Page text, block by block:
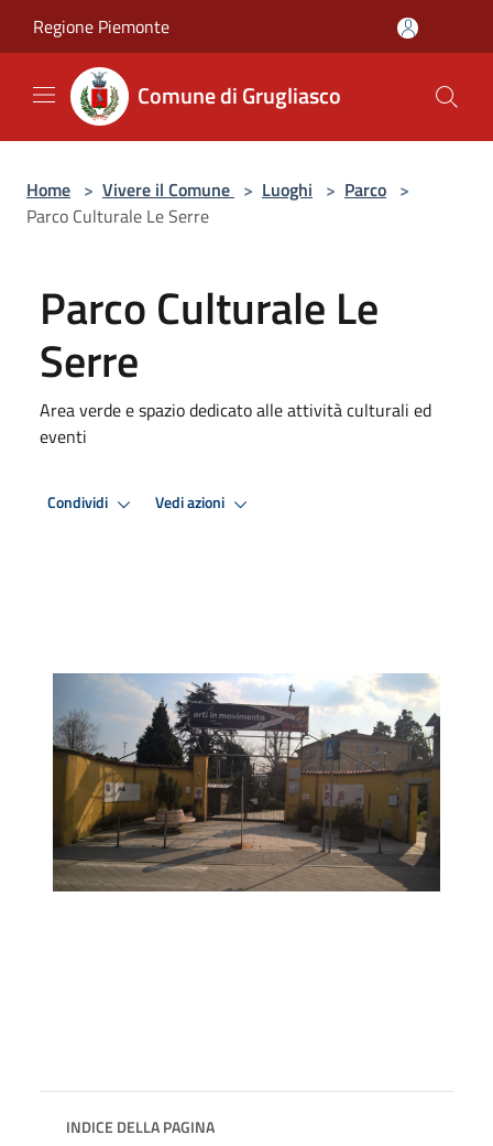
Regione Piemonte
Comune di Grugliasco
Home > Vivere il Comune > Luoghi > Parco >
Parco Culturale Le Serre
Parco Culturale Le
Serre
Area verde e spazio dedicato alle attività culturali ed
eventi
Condividi Vedi azioni
INDICE DELLA PAGINA